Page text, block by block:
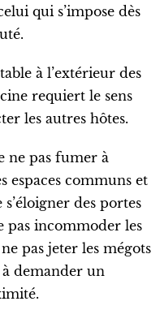
qui s’impose dès
à l’extérieur des
requiert le sens
les autres hôtes.
ne pas fumer à
espaces communs et
des portes
pas incommoder les
pas jeter les mégots
à demander un